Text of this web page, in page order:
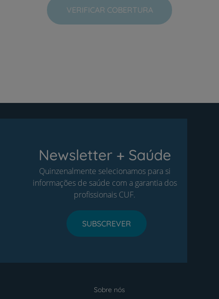
VERIFICAR COBERTURA
Newsletter + Saúde
Quinzenalmente selecionamos para si
informações de saúde com a garantia dos
profissionais CUF.
SUBSCREVER
Sobre nós